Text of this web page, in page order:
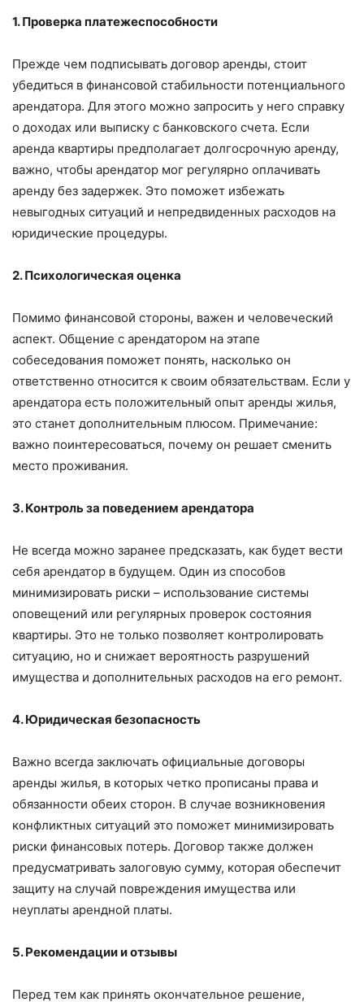
1. Проверка платежеспособности
Прежде чем подписывать договор аренды, стоит
убедиться в финансовой стабильности потенциального
арендатора. Для этого можно запросить у него справку
о доходах или выписку с банковского счета. Если
аренда квартиры предполагает долгосрочную аренду,
важно, чтобы арендатор мог регулярно оплачивать
аренду без задержек. Это поможет избежать
невыгодных ситуаций и непредвиденных расходов на
юридические процедуры.
2. Психологическая оценка
Помимо финансовой стороны, важен и человеческий
аспект. Общение с арендатором на этапе
собеседования поможет понять, насколько он
ответственно относится к своим обязательствам. Если у
арендатора есть положительный опыт аренды жилья,
это станет дополнительным плюсом. Примечание:
важно поинтересоваться, почему он решает сменить
место проживания.
3. Контроль за поведением арендатора
Не всегда можно заранее предсказать, как будет вести
себя арендатор в будущем. Один из способов
минимизировать риски – использование системы
оповещений или регулярных проверок состояния
квартиры. Это не только позволяет контролировать
ситуацию, но и снижает вероятность разрушений
имущества и дополнительных расходов на его ремонт.
4. Юридическая безопасность
Важно всегда заключать официальные договоры
аренды жилья, в которых четко прописаны права и
обязанности обеих сторон. В случае возникновения
конфликтных ситуаций это поможет минимизировать
риски финансовых потерь. Договор также должен
предусматривать залоговую сумму, которая обеспечит
защиту на случай повреждения имущества или
неуплаты арендной платы.
5. Рекомендации и отзывы
Перед тем как принять окончательное решение,